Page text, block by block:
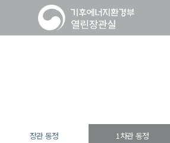
장관 동정 1차관 동정